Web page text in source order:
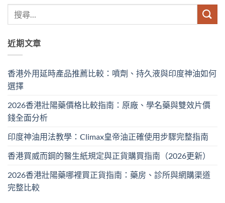
近期文章
香港外用延時產品推薦比較：噴劑、持久液與印度神油如何
選擇
2026香港壯陽藥價格比較指南：原廠、學名藥與雙效片價
錢全面分析
印度神油用法教學：Climax皇帝油正確使用步驟完整指南
香港買威而鋼的醫生紙規定與正貨購買指南（2026更新）
2026香港壯陽藥哪裡買正貨指南：藥房、診所與網購渠道
完整比較